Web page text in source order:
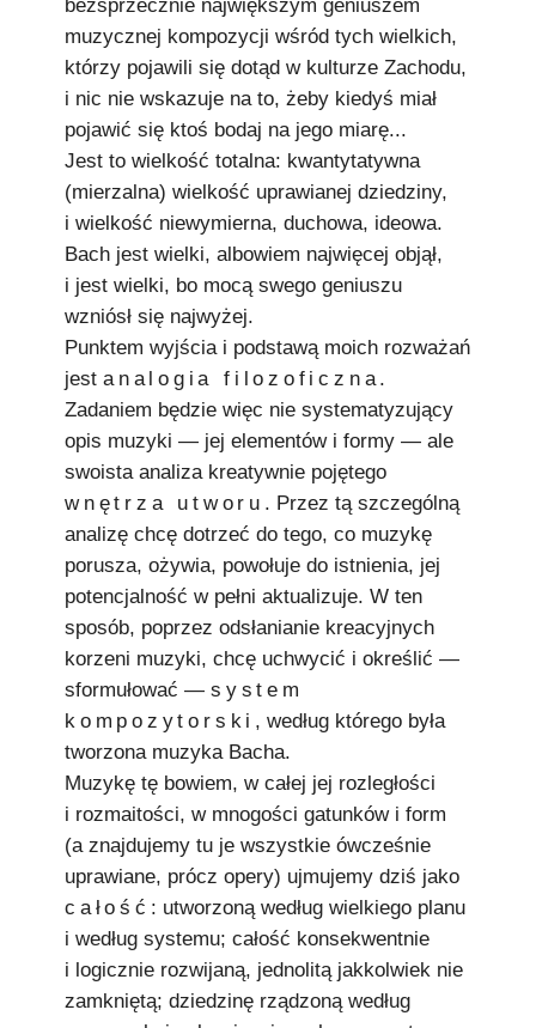
bezsprzecznie największym geniuszem
muzycznej kompozycji wśród tych wielkich,
którzy pojawili się dotąd w kulturze Zachodu,
i nic nie wskazuje na to, żeby kiedyś miał
pojawić się ktoś bodaj na jego miarę...
Jest to wielkość totalna: kwantytatywna
(mierzalna) wielkość uprawianej dziedziny,
i wielkość niewymierna, duchowa, ideowa.
Bach jest wielki, albowiem najwięcej objął,
i jest wielki, bo mocą swego geniuszu
wzniósł się najwyżej.
Punktem wyjścia i podstawą moich rozważań
jest analogia filozoficzna.
Zadaniem będzie więc nie systematyzujący
opis muzyki — jej elementów i formy — ale
swoista analiza kreatywnie pojętego
wnętrza utworu . Przez tą szczególną
analizę chcę dotrzeć do tego, co muzykę
porusza, ożywia, powołuje do istnienia, jej
potencjalność w pełni aktualizuje. W ten
sposób, poprzez odsłanianie kreacyjnych
korzeni muzyki, chcę uchwycić i określić —
sformułować — system
kompozytorski , według którego była
tworzona muzyka Bacha.
Muzykę tę bowiem, w całej jej rozległości
i rozmaitości, w mnogości gatunków i form
(a znajdujemy tu je wszystkie ówcześnie
uprawiane, prócz opery) ujmujemy dziś jako
całość : utworzoną według wielkiego planu
i według systemu; całość konsekwentnie
i logicznie rozwijaną, jednolitą jakkolwiek nie
zamkniętą; dziedzinę rządzoną według